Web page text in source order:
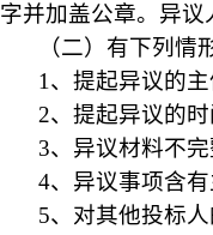
字并加盖公章。异议
（二）有下列情
1 、提起异议的
2、提起异议的时
3、异议材料不完
4、异议事项含
5、对其他投标